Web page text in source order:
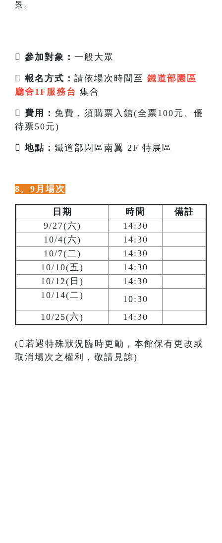
景。
 參加對象： 一般大眾
 報名方式： 請依場次時間至 鐵道部園區
廳舍1F服務台 集合
 費用： 免費，須購票入館(全票100元、優
待票50元)
 地點： 鐵道部園區南翼 2F 特展區
8、9月場次
日期 時間
備註
9/27(六)
14:30
10/4(六)
14:30
10/7(二)
14:30
10/10(五)
14:30
10/12(日)
14:30
10/14(二)
10:30
10/25(六)
14:30
(若遇特殊狀況臨時更動，本館保有更改或
取消場次之權利，敬請見諒)